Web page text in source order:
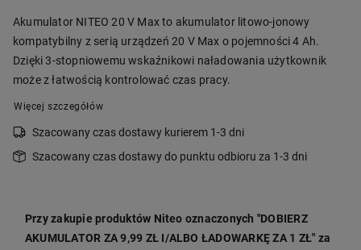
Akumulator NITEO 20 V Max to akumulator litowo-jonowy
kompatybilny z serią urządzeń 20 V Max o pojemności 4 Ah.
Dzięki 3-stopniowemu wskaźnikowi naładowania użytkownik
może z łatwością kontrolować czas pracy.
Więcej szczegółów
Szacowany czas dostawy kurierem 1-3 dni
Szacowany czas dostawy do punktu odbioru za 1-3 dni
Przy zakupie produktów Niteo oznaczonych "DOBIERZ
AKUMULATOR ZA 9,99 ZŁ I/ALBO ŁADOWARKĘ ZA 1 ZŁ" za